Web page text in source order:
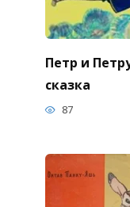
Петр и
сказка
87